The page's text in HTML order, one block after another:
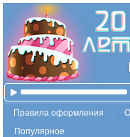
Правила оформления
Популярное